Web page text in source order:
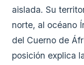
aislada. Su
norte, al océano
del Cuerno de
posición explica